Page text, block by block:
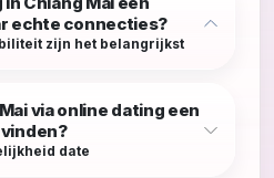
echte connecties?
zijn het belangrijkst
via online dating een
date